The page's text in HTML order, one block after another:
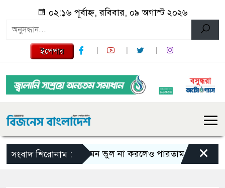
০২:১৬ পূর্বাহ্ন, রবিবার, ০৯ অগাস্ট ২০২৬
ইপেপার
সংবাদ শিরোনাম :এমন ভুল না করলেও পারতাম : শাকিব খান
×